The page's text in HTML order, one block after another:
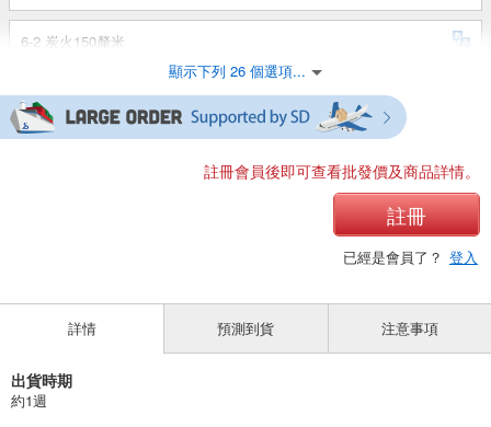
6-2 炭火150釐米
批發價: 僅限會員查看 1個/組
1個/組 售罄
1個/組 有庫存
6-3 黑色 120釐米
顯示下列 26 個選項...
註冊會員後即可查看批發價及商品詳情。
註冊
已經是會員了？ 登入
詳情
出貨時期
約1週
預測到貨 注意事項